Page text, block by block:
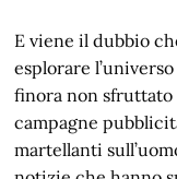
E viene il dubbio
esplorare
finora non
campagne
martellanti